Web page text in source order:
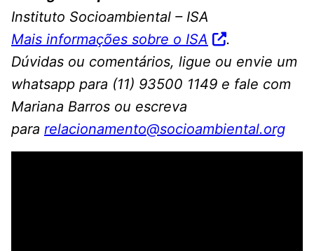
Instituto Socioambiental – ISA
Mais informações sobre o ISA
.
Dúvidas ou comentários, ligue ou envie um
whatsapp para (11) 93500 1149 e fale com
Mariana Barros ou escreva
para relacionamento@socioambiental.org